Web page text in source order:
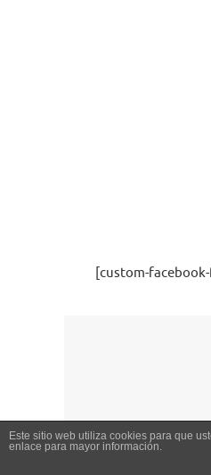
[custom-
Este sitio web utiliza cookies para que
enlace para mayor información.